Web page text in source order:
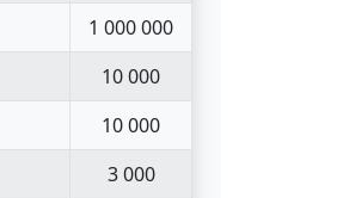
1 000 000
10 000
10 000
3 000